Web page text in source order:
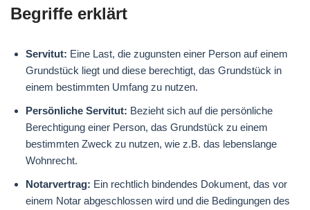
Begriffe erklärt
Servitut: Eine Last, die zugunsten einer Person auf einem
Grundstück liegt und diese berechtigt, das Grundstück in
einem bestimmten Umfang zu nutzen.
Persönliche Servitut: Bezieht sich auf die persönliche
Berechtigung einer Person, das Grundstück zu einem
bestimmten Zweck zu nutzen, wie z.B. das lebenslange
Wohnrecht.
Notarvertrag: Ein rechtlich bindendes Dokument, das vor
einem Notar abgeschlossen wird und die Bedingungen des